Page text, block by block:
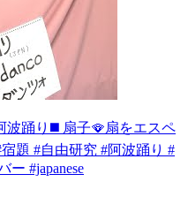
波踊り◼️ 扇子🪭扇をエスペ
題 #自由研究 #阿波踊り #
ー #japanese